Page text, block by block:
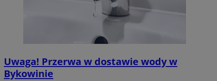
Uwaga! Przerwa w dostawie wody w
Bykowinie